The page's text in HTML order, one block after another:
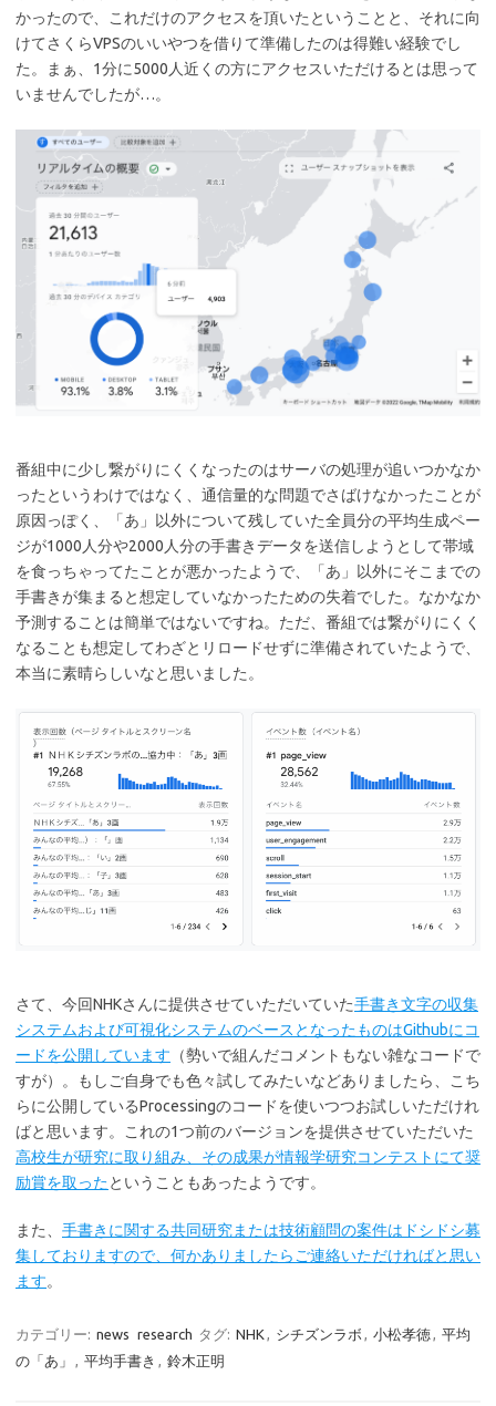
かったので、これだけのアクセスを頂いたということと、それに向
けてさくらVPSのいいやつを借りて準備したのは得難い経験でし
た。まぁ、1分に5000人近くの方にアクセスいただけるとは思って
いませんでしたが…。
番組中に少し繋がりにくくなったのはサーバの処理が追いつかなか
ったというわけではなく、通信量的な問題でさばけなかったことが
原因っぽく、「あ」以外について残していた全員分の平均生成ペー
ジが1000人分や2000人分の手書きデータを送信しようとして帯域
を食っちゃってたことが悪かったようで、「あ」以外にそこまでの
手書きが集まると想定していなかったための失着でした。なかなか
予測することは簡単ではないですね。ただ、番組では繋がりにくく
なることも想定してわざとリロードせずに準備されていたようで、
本当に素晴らしいなと思いました。
さて、今回NHKさんに提供させていただいていた手書き文字の収集
システムおよび可視化システムのベースとなったものはGithubにコ
ードを公開しています （勢いで組んだコメントもない雑なコードで
すが）。もしご自身でも色々試してみたいなどありましたら、こち
らに公開しているProcessingのコードを使いつつお試しいただけれ
ばと思います。これの1つ前のバージョンを提供させていただいた
高校生が研究に取り組み、その成果が情報学研究コンテストにて奨
励賞を取ったということもあったようです。
また、 手書きに関する共同研究または技術顧問の案件はドシドシ募
集しておりますので、何かありましたらご連絡いただければと思い
ます。
カテゴリー: news research タグ: NHK , シチズンラボ , 小松孝徳, 平均
の「あ」
, 平均手書き , 鈴木正明